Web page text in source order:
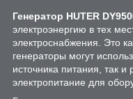
Генератор HUTER
электроэнергию в тех
электроснабжения. Это
генераторы могут
источника питания, так и
электропитание для